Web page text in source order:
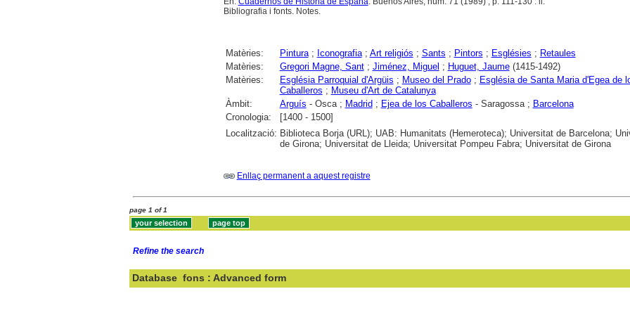
Bibliografia i fonts. Notes.
Matèries: Pintura; Iconografia; Art religiós ; Sants ; Pintors ; Esglésies ; Retaules
Matèries:
Gregori Magne, Sant; Jiménez, Miguel ; Huguet, Jaume(1415-1492)
Matèries:
Església Parroquial d'Argüis ; Museo del Prado; Església de Santa Maria d'Egea de
Caballeros ; Museu d'Art de Catalunya
Àmbit:
Arguís - Osca ; Madrid ; Ejea de los Caballeros - Saragossa ; Barcelona
Cronologia:
[1400 - 1500]
Localització: Biblioteca Borja (URL); UAB: Humanitats (Hemeroteca); Universitat de Barcelona;
de Girona; Universitat de Lleida; Universitat Pompeu Fabra; Universitat de Girona
Enllaç permanent a aquest registre
page 1 of 1
Refine the search
Database fons : Advanced form